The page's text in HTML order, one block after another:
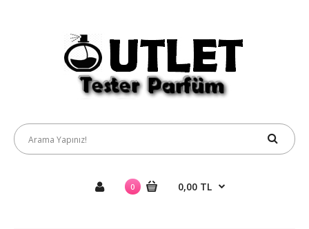
0 0,00 TL